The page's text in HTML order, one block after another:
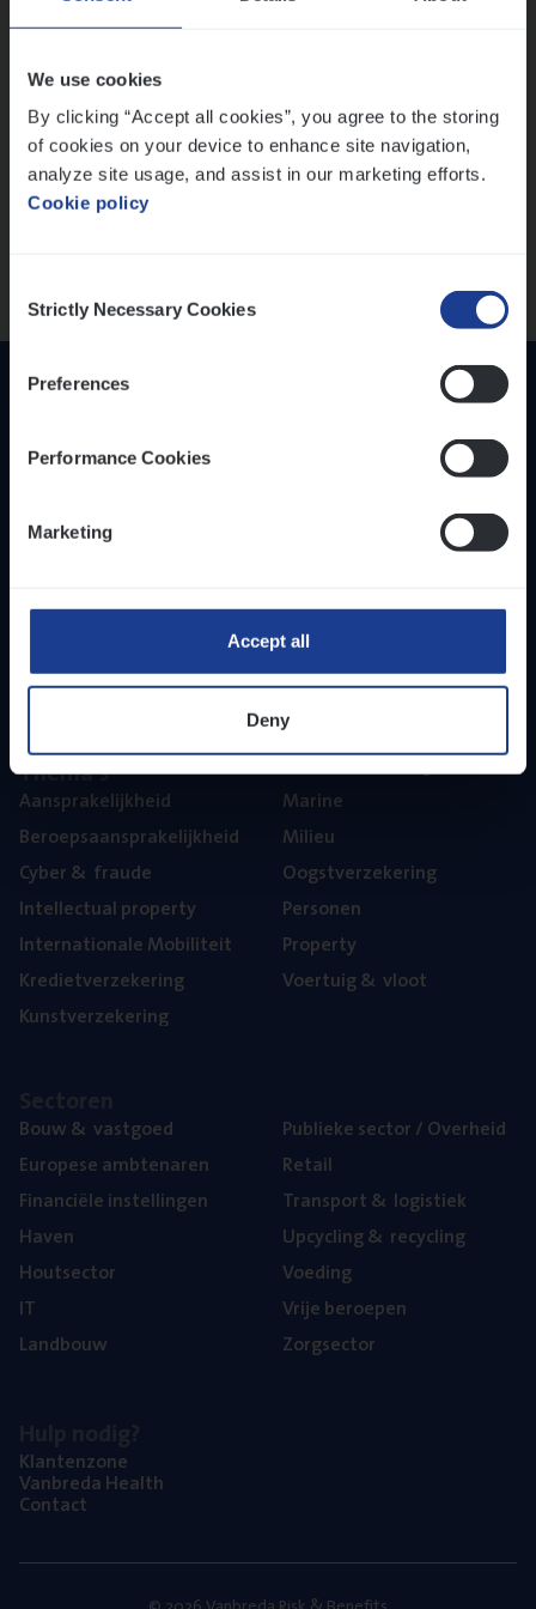
We use cookies
By clicking “Accept all cookies”, you agree to the storing
of cookies on your device to enhance site navigation,
analyze site usage, and assist in our marketing efforts.
Cookie policy
Selection
Strictly Necessary Cookies
Preferences
Performance Cookies
Marketing
Accept all
Deny
Sales Management
Loca­tie
Provincie Antwerpen
Lees onze verhalen
Meer dan collega’s: hoe Julie en Aurélie elkaar
versterken
Mathias houdt van diepgaande dossiers én droge
humor
Duur­zaam­heid
Diver­si­teit, gelijk­waar­dig­heid en inclusie
Part­ner­ships
The­ma’s
Aan­spra­ke­lijk­heid
Beroeps­aan­spra­ke­lijk­heid
Cyber& fraude
Intel­lec­tu­al property
Inter­na­ti­o­na­le Mobiliteit
Kre­diet­ver­ze­ke­ring
Kunst­ver­ze­ke­ring
Mari­ne
Mili­eu
Oogst­ver­ze­ke­ring
Per­so­nen
Pro­per­ty
Voer­tuig& vloot
Bouw& vastgoed
Euro­pe­se ambtenaren
Finan­ci­ë­le instellingen
Haven
Hout­sec­tor
IT
Land­bouw
Publie­ke sec­tor / Overheid
Retail
Trans­port& logistiek
Upcy­cling& recycling
Voe­ding
Vrije beroe­pen
Zorg­sec­tor
Klan­ten­zo­ne
Van­b­re­da Health
Con­tact